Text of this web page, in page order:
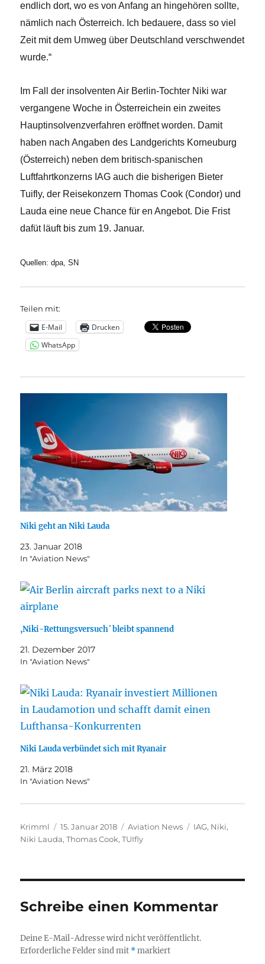
endlich dort, wo es von Anfang an hingehören sollte,
nämlich nach Österreich. Ich bedauere, dass so viel
Zeit mit dem Umweg über Deutschland verschwendet
wurde.“
Im Fall der insolventen Air Berlin-Tochter Niki war
vergangene Woche in Österreichein ein zweites
Hauptinsolvenzverfahren eröffnet worden. Damit
haben nach Angaben des Landgerichts Korneuburg
(Österreich) neben dem britisch-spanischen
Luftfahrtkonzerns IAG auch die bisherigen Bieter
Tuifly, der Reisekonzern Thomas Cook (Condor) und
Lauda eine neue Chance für en Angebot. Die Frist
dafüt läuft bis zum 19. Januar.
Quellen: dpa, SN
Teilen mit:
E-Mail
Drucken
WhatsApp
Niki geht an Niki Lauda
23. Januar 2018
In "Aviation News"
,Niki-Rettungsversuch´ bleibt spannend
21. Dezember 2017
In "Aviation News"
Niki Lauda verbündet sich mit Ryanair
21. März 2018
In "Aviation News"
Autor
Krimml
Veröffentlicht
am
15. Januar 2018 Kategorien
Aviation News Schlagwörter
IAG, Niki,
Niki Lauda,Thomas Cook,TUIfly
Schreibe einen Kommentar
Deine E-Mail-Adresse wird nicht veröffentlicht.
Erforderliche Felder sind mit *markiert